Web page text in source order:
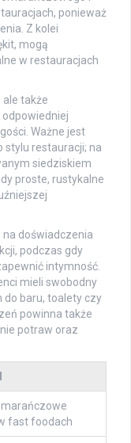
ponieważ
Z kolei
mogą
w restauracjach
ale także
odpowiedniej
Ważne jest
stylu restauracji; na
siedziskiem
proste, rustykalne
na doświadczenia
podczas gdy
intymność.
mieli swobodny
do baru, toalety czy
powinna także
potraw oraz
fast foodach